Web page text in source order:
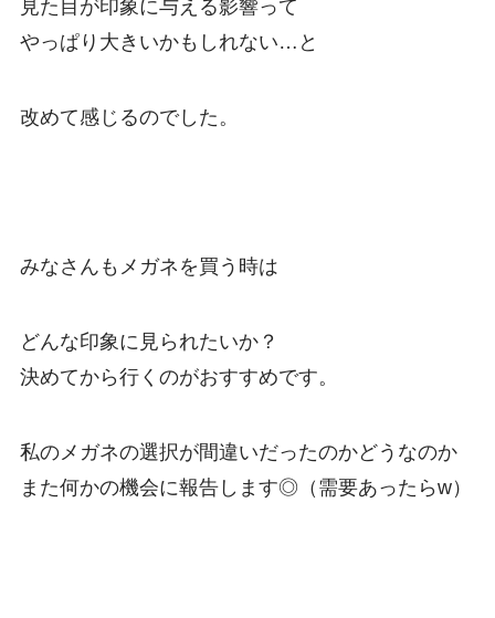
見た目が印象に与える影響って
やっぱり大きいかもしれない…と
改めて感じるのでした。
みなさんもメガネを買う時は
どんな印象に見られたいか？
決めてから行くのがおすすめです。
私のメガネの選択が間違いだったのかどうなのか
また何かの機会に報告します◎（需要あったらw）